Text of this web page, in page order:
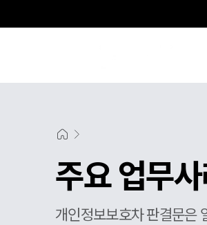
주요 업무사
개인정보보호차 판결문은